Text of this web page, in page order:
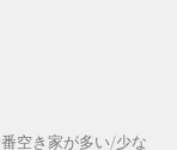
空き家が多い/少な